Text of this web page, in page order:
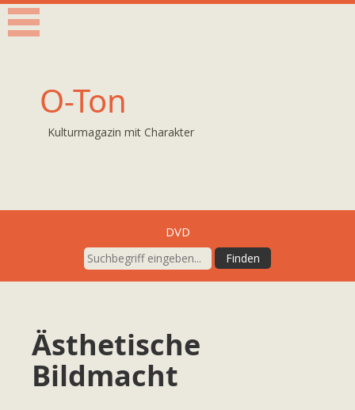
O-Ton
Kulturmagazin mit Charakter
DVD
Ästhetische
Bildmacht